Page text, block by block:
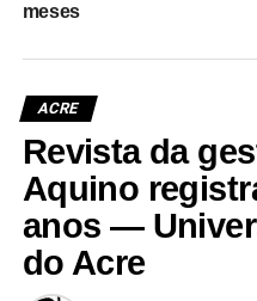
meses
ACRE
Revista da
Aquino
anos —
do Acre